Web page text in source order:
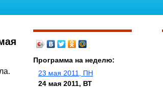
Программа на неделю:
23 мая 2011, ПН
24 мая 2011, ВТ